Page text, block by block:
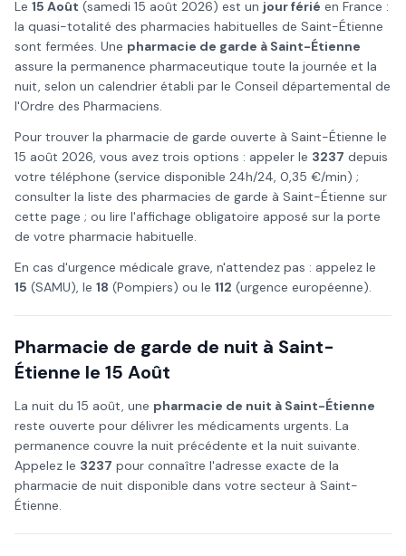
Le 15 Août (samedi 15 août 2026) est un jour férié en France :
la quasi-totalité des pharmacies habituelles de Saint-Étienne
sont fermées. Une pharmacie de garde à Saint-Étienne
assure la permanence pharmaceutique toute la journée et la
nuit, selon un calendrier établi par le Conseil départemental de
l'Ordre des Pharmaciens.
Pour trouver la pharmacie de garde ouverte à Saint-Étienne le
15 août 2026, vous avez trois options : appeler le 3237 depuis
votre téléphone (service disponible 24h/24, 0,35 €/min) ;
consulter la liste des pharmacies de garde à Saint-Étienne sur
cette page ; ou lire l'affichage obligatoire apposé sur la porte
de votre pharmacie habituelle.
En cas d'urgence médicale grave, n'attendez pas : appelez le
15 (SAMU), le 18 (Pompiers) ou le 112 (urgence européenne).
Pharmacie de garde de nuit à Saint-
Étienne le 15 Août
La nuit du 15 août, une pharmacie de nuit à Saint-Étienne
reste ouverte pour délivrer les médicaments urgents. La
permanence couvre la nuit précédente et la nuit suivante.
Appelez le 3237 pour connaître l'adresse exacte de la
pharmacie de nuit disponible dans votre secteur à Saint-
Étienne.